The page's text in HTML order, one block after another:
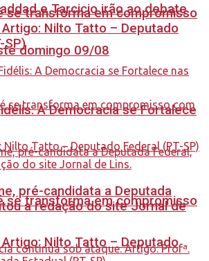
e Tarcicio irão ao debate
domingo 09/08
se transforma em compromisso
Nilto Tatto – Deputado
se transforma em compromisso
Artigo: Nilto Tatto – Deputado
SP)
A Democracia se Fortalece
pré-candidata a Deputada
a redação do site Jornal de